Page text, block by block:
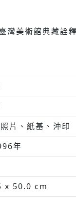
灣美術館典藏詮
片、紙基、沖印
年
x 50.0 cm